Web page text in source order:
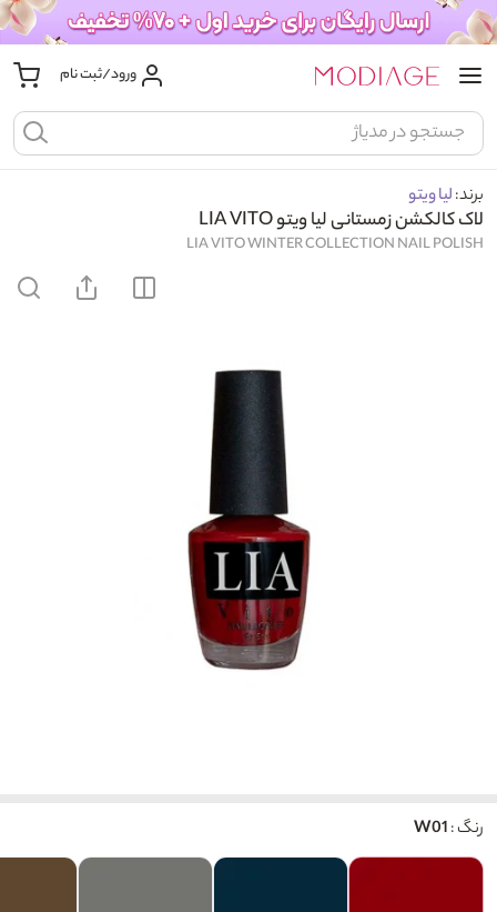
ورود/ثبت نام
برند:لیا ویتو
لاک کالکشن زمستانی لیا ویتو LIA VITO
LIA VITO WINTER COLLECTION NAIL POLISH
رنگ :W01